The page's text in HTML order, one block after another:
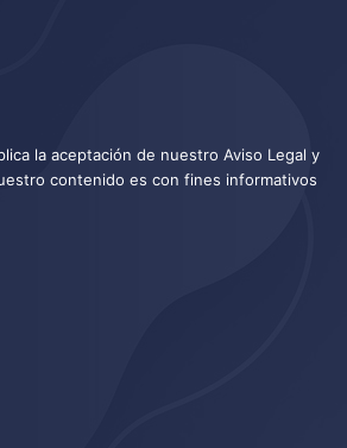
la aceptación de nuestro Aviso Legal y
contenido es con fines informativos